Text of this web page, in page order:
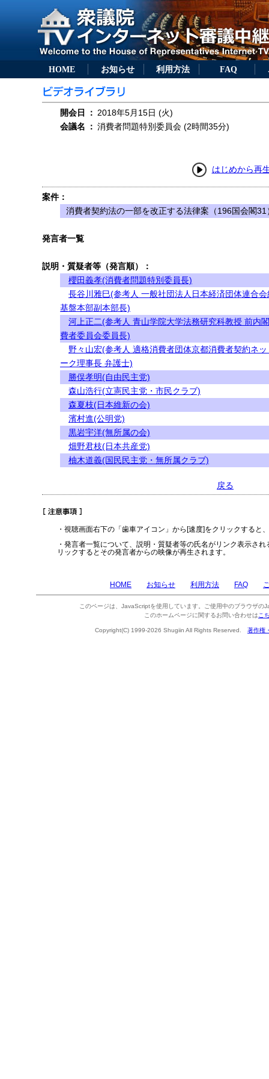
HOME お知らせ 利用方法 FAQ
開会日 ： 2018年5月15日 (火)
会議名
： 消費者問題特別委員会 (2時間35分)
はじめから再
案件：
消費者契約法の一部を改正する法律案（196国会閣31
発言者一覧
説明・質疑者等（発言順）：
櫻田義孝(消費者問題特別委員長)
長谷川雅巳(参考人 一般社団法人日本経済団体連合会
基盤本部副本部長)
河上正二(参考人 青山学院大学法務研究科教授 前内
費者委員会委員長)
野々山宏(参考人 適格消費者団体京都消費者契約ネッ
ーク理事長 弁護士)
勝俣孝明(自由民主党)
森山浩行(立憲民主党・市民クラブ)
森夏枝(日本維新の会)
濱村進(公明党)
黒岩宇洋(無所属の会)
畑野君枝(日本共産党)
柚木道義(国民民主党・無所属クラブ)
戻る
・視聴画面右下の「歯車アイコン」から[速度]をクリックすると
・発言者一覧について、説明・質疑者等の氏名がリンク表示さ
リックするとその発言者からの映像が再生されます。
HOME お知らせ 利用方法 FAQ
このページは、JavaScriptを使用しています。ご使用中のブラウザの
このホームページに関するお問い合わせは こ
Copyright(C) 1999-2026 Shugiin All Rights Reserved. 著作権